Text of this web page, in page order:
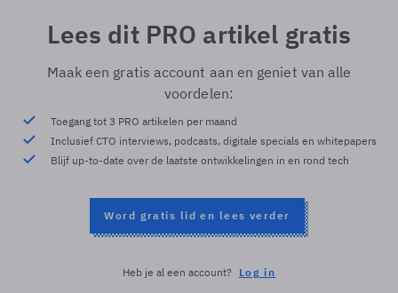
Lees dit PRO artikel gratis
Maak een gratis account aan en geniet van alle
voordelen:
Toegang tot 3 PRO artikelen per maand
Inclusief CTO interviews, podcasts, digitale specials en whitepapers
Blijf up-to-date over de laatste ontwikkelingen in en rond tech
Word gratis lid en lees verder
Heb je al een account? Log in